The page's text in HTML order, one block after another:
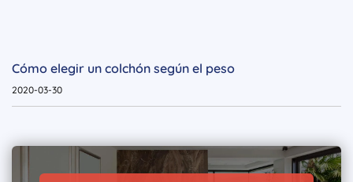
Cómo elegir un colchón según el peso
2020-03-30